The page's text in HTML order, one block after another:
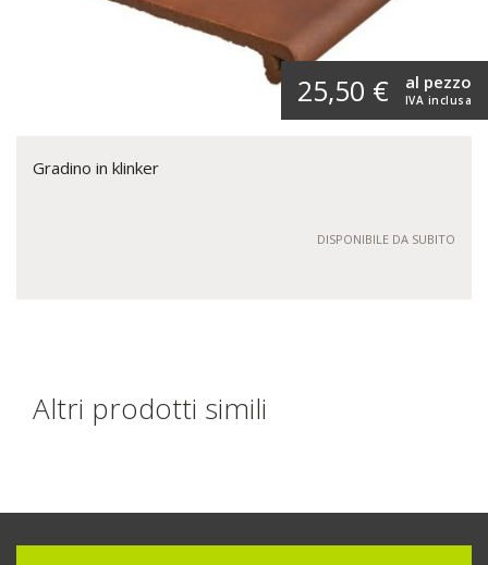
25,50 € IVA inclusa
al pezzo
Gradino in klinker
DISPONIBILE DA SUBITO
Altri prodotti simili